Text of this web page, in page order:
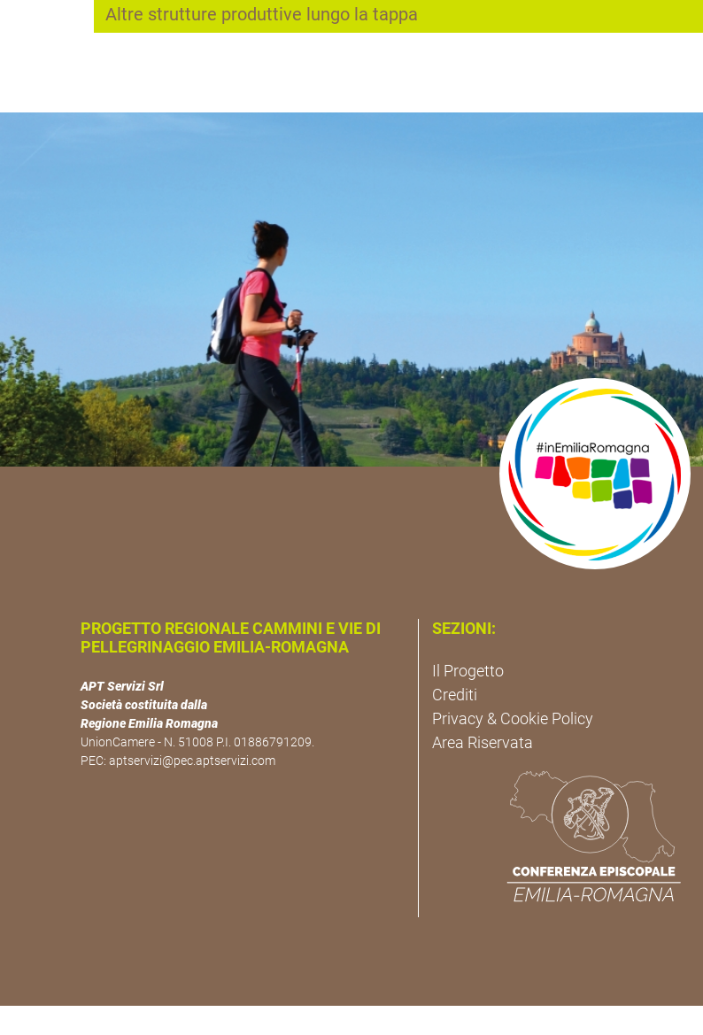
Altre strutture produttive lungo la tappa
PROGETTO REGIONALE CAMMINI E VIE DI
PELLEGRINAGGIO EMILIA-ROMAGNA
APT Servizi Srl
Società costituita dalla
Regione Emilia Romagna
UnionCamere - N. 51008 P.I. 01886791209.
PEC: aptservizi@pec.aptservizi.com
SEZIONI:
Il Progetto
Crediti
Privacy & Cookie Policy
Area Riservata